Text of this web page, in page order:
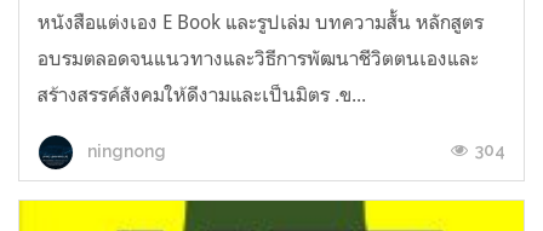
หนังสือ​แต่งเอง​ E​ Book​ และรูปเล่ม บทความสั้น​ หลักสูตร
อบรมตลอดจนแนวทางและวิธีการพัฒนาชีวิตตนเองและ
สร้างสรรค์สังคมให้ดีงามและเป็นมิตร​ .ข...
ningnong 304